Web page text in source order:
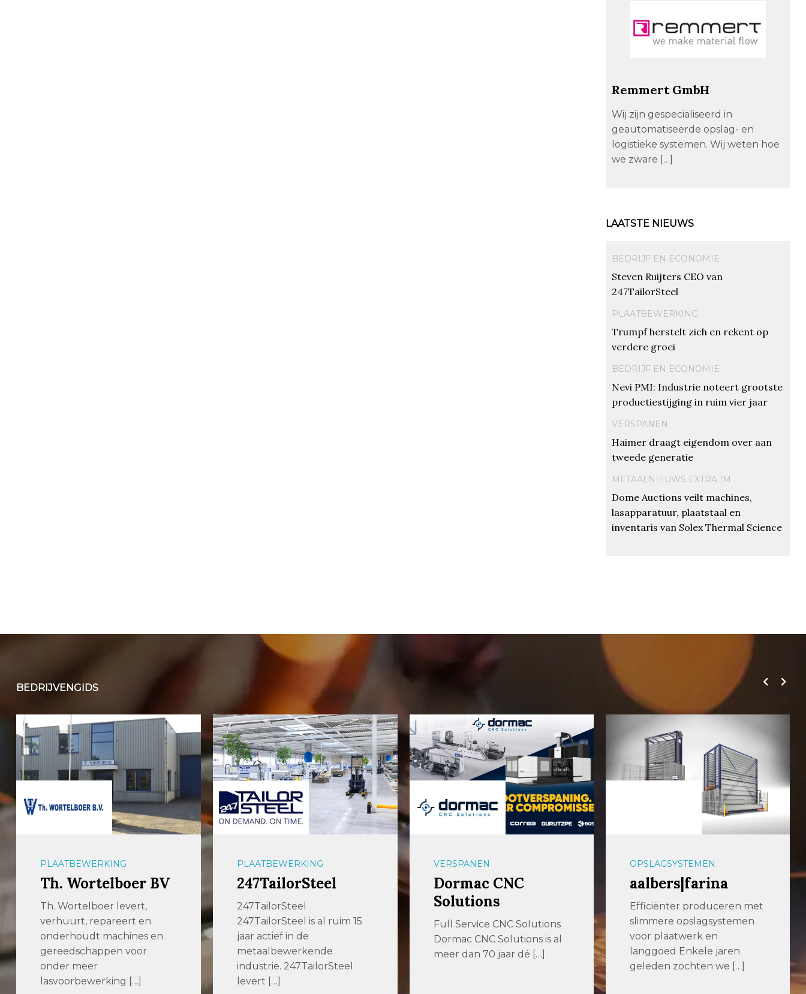
Remmert GmbH
Wij zijn gespecialiseerd in
geautomatiseerde opslag- en
logistieke systemen. Wij weten hoe
we zware […]
LAATSTE NIEUWS
BEDRIJF EN ECONOMIE
Steven Ruijters CEO van
247TailorSteel
PLAATBEWERKING
Trumpf herstelt zich en rekent op
verdere groei
BEDRIJF EN ECONOMIE
Nevi PMI: Industrie noteert grootste
productiestijging in ruim vier jaar
VERSPANEN
Haimer draagt eigendom over aan
tweede generatie
METAALNIEUWS EXTRA IM
Dome Auctions veilt machines,
lasapparatuur, plaatstaal en
inventaris van Solex Thermal Science
BEDRIJVENGIDS
PLAATBEWERKING
Th. Wortelboer BV
Th. Wortelboer levert,
verhuurt, repareert en
onderhoudt machines en
gereedschappen voor
onder meer
lasvoorbewerking […]
PLAATBEWERKING
247TailorSteel
247TailorSteel
247TailorSteel is al ruim 15
jaar actief in de
metaalbewerkende
industrie. 247TailorSteel
levert […]
VERSPANEN
Dormac CNC
Solutions
Full Service CNC Solutions
Dormac CNC Solutions is al
meer dan 70 jaar dé […]
OPSLAGSYSTEMEN
aalbers|farina
Efficiënter produceren met
slimmere opslagsystemen
voor plaatwerk en
langgoed Enkele jaren
geleden zochten we […]